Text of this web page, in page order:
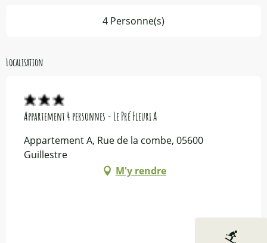
4 Personne(s)
Localisation
Appartement 4 personnes - Le Pré Fleuri A
Appartement A, Rue de la combe, 05600
Guillestre
M'y rendre